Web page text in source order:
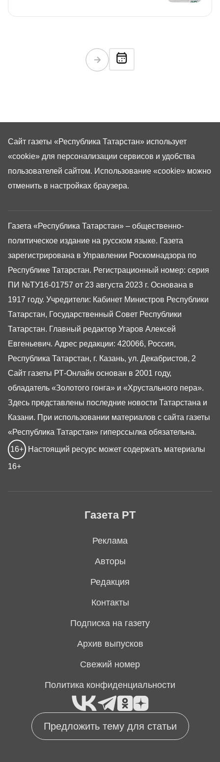
Предложить тему для статьи
Газета РТ
Реклама
Авторы
Редакция
Контакты
Подписка на газету
Архив выпусков
Свежий номер
Политика конфиденциальности
Газета «Республика Татарстан» – общественно-
политическое издание на русском языке. Газета
зарегистрирована в Управлении Роскомнадзора по
Республике Татарстан. Регистрационный номер: серия
ПИ №ТУ16-01757 от 23 августа 2023 г. Основана в
1917 году. Учредители: Кабинет Министров Республики
Татарстан, Государственный Совет Республики
Татарстан. Главный редактор Угаров Алексей
Евгеньевич. Адрес редакции: 420066, Россия,
Республика Татарстан, г. Казань, ул. Декабристов, 2
Сайт газеты РТ-Онлайн основан в 2001 году,
обладатель «Золотого гонга» и «Хрустального пера».
Здесь представлены последние новости Татарстана и
Казани. При использовании материалов с сайта газеты
«Республика Татарстан» гиперссылка обязательна.
16+ Настоящий ресурс может содержать материалы
16+
Сайт газеты «Республика Татарстан» использует
«cookie» для персонализации сервисов и удобства
пользователей сайтом. Использование «cookie» можно
отменить в настройках браузера.